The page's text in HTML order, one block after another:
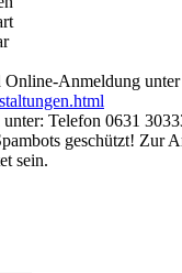
Online-Anmeldung unter
Telefon 0631
geschützt! Zur
sein.